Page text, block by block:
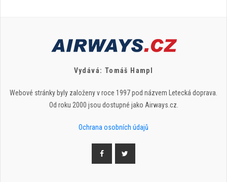
Vydává: Tomáš Hampl
Webové stránky byly založeny v roce 1997 pod názvem Letecká doprava.
Od roku 2000 jsou dostupné jako Airways.cz.
Ochrana osobních údajů